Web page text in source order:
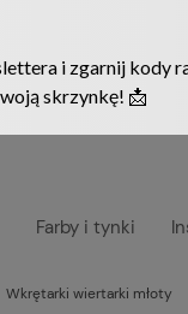
Farby i tynki
Wkrętarki wiertarki młoty